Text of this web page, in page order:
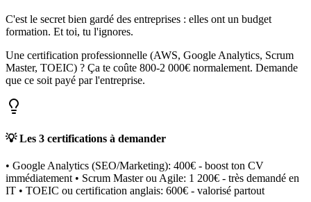
C'est le secret bien gardé des entreprises : elles ont un budget
formation. Et toi, tu l'ignores.
Une certification professionnelle (AWS, Google Analytics, Scrum
Master, TOEIC) ? Ça te coûte 800-2 000€ normalement. Demande
que ce soit payé par l'entreprise.
💡 Les 3 certifications à demander
• Google Analytics (SEO/Marketing): 400€ - boost ton CV
immédiatement • Scrum Master ou Agile: 1 200€ - très demandé en
IT • TOEIC ou certification anglais: 600€ - valorisé partout